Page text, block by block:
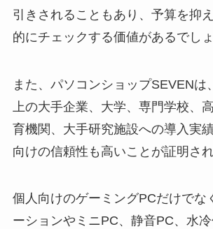
引きされることもあり、予算を抑
的にチェックする価値があるでしょ
また、パソコンショップSEVENは
上の大手企業、大学、専門学校、
育機関、大手研究施設への導入実
向けの信頼性も高いことが証明され
個人向けのゲーミングPCだけでな
ーションやミニPC、静音PC、水